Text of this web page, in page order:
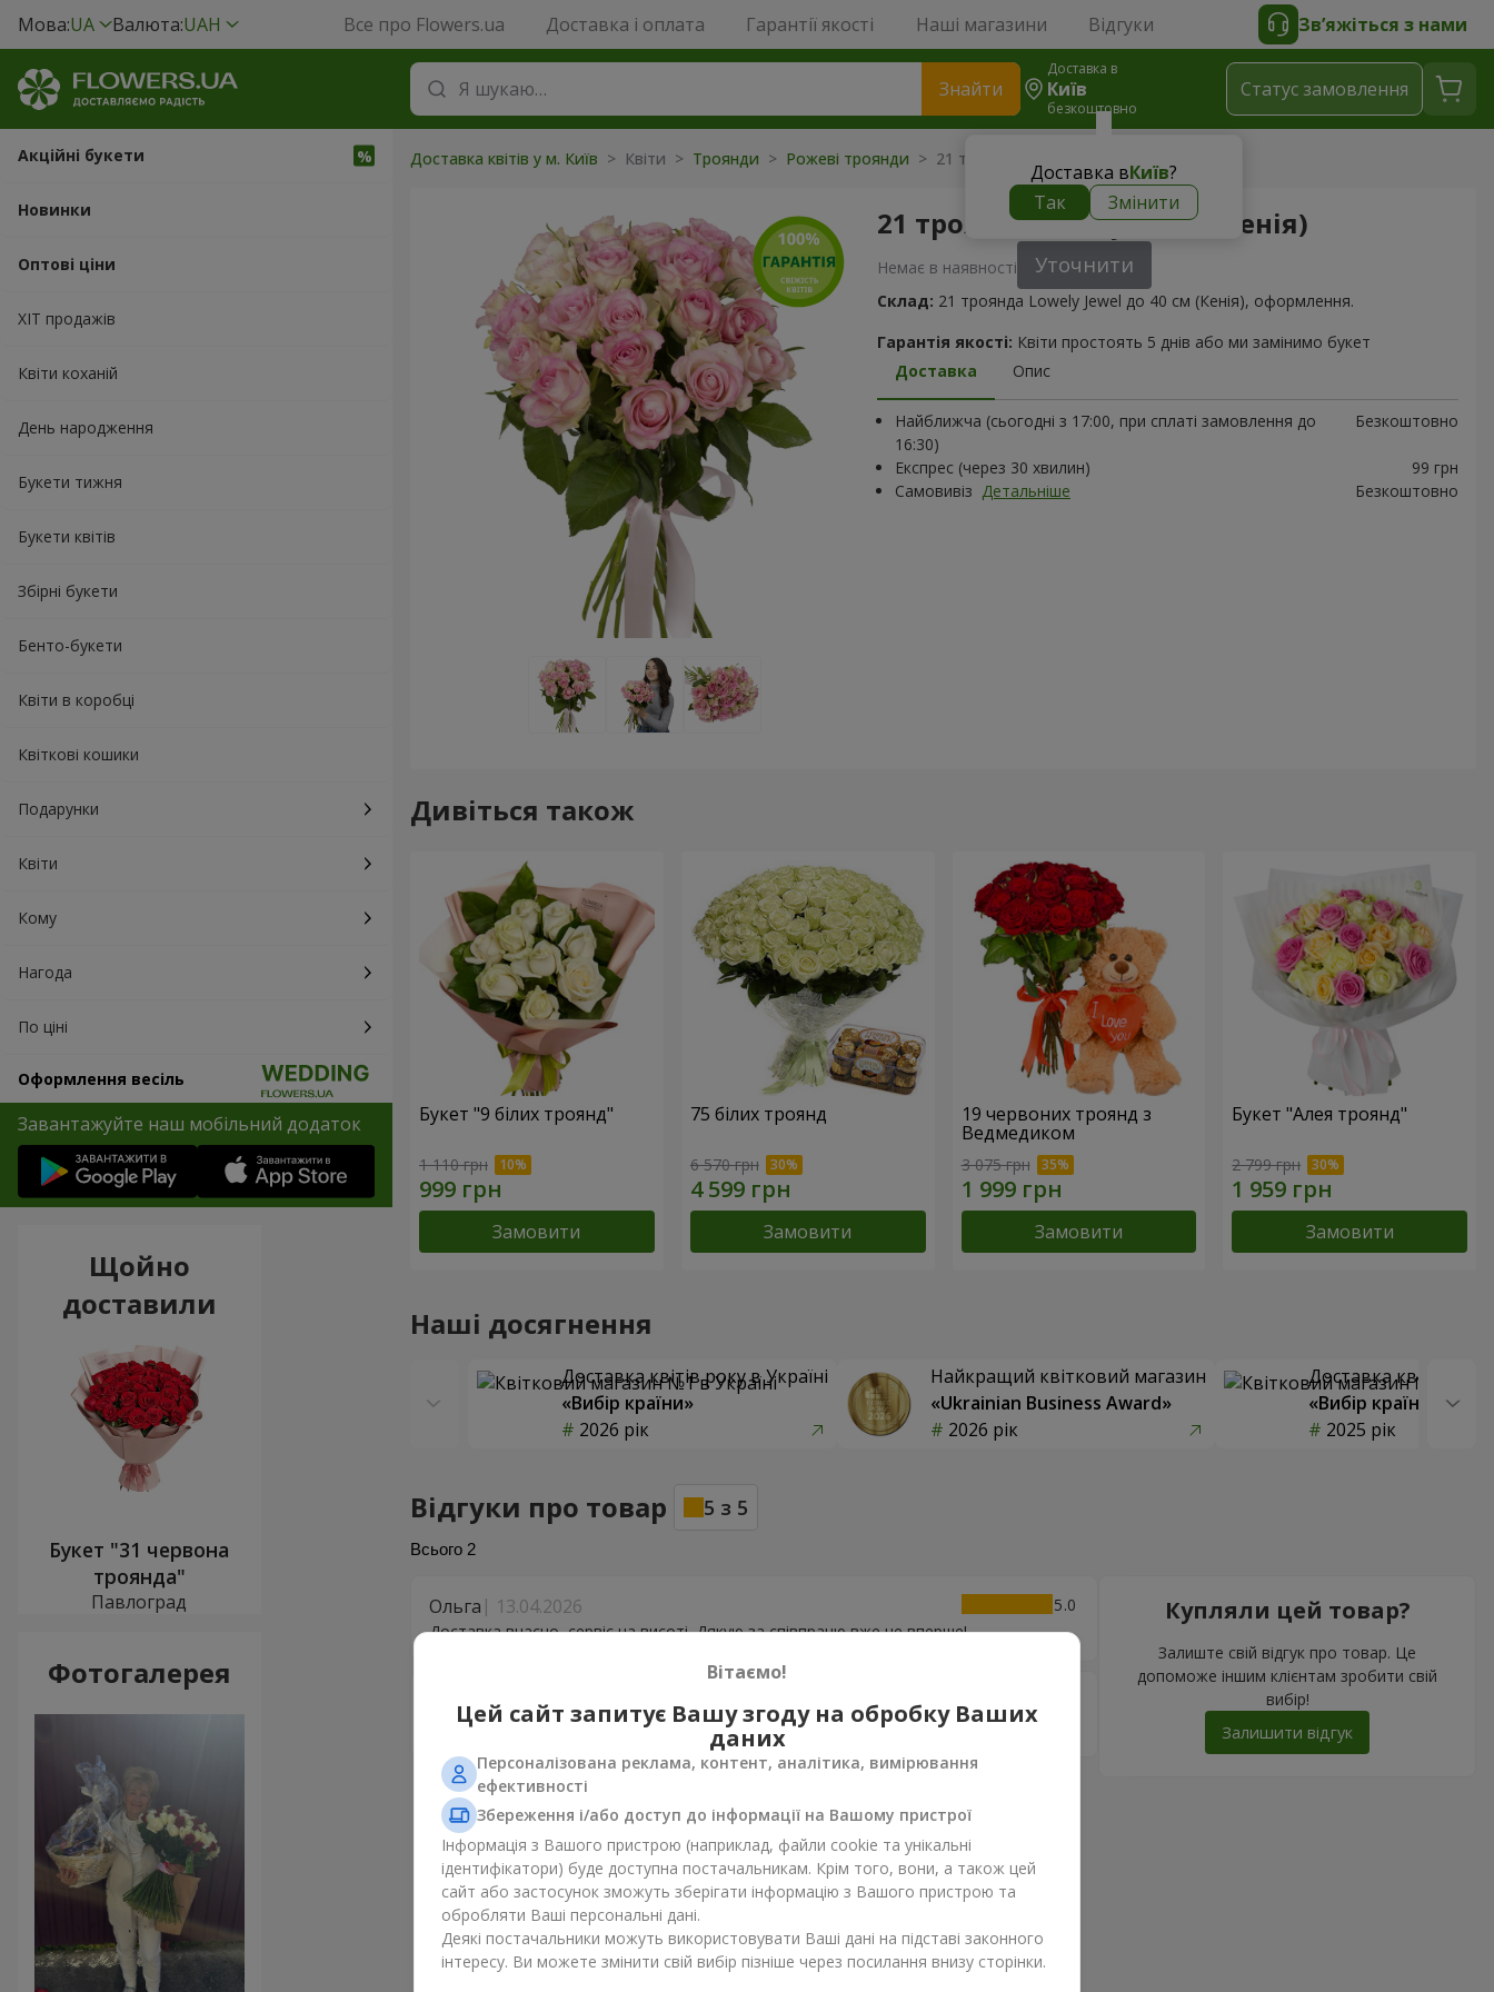
Мова:UA Валюта:UAH Все про Flowers.ua Доставка і оплата Гарантії якості Наші магазини Відгуки Зв’яжіться з нами
Знайти
Доставка в
Київ
безкоштовно
Доставка вКиїв?
Так
Змінити
Статус замовлення
Акційні букети
Новинки
Оптові ціни
ХІТ продажів
Квіти коханій
День народження
Букети тижня
Букети квітів
Збірні букети
Бенто-букети
Квіти в коробці
Квіткові кошики
Подарунки
Квіти
Кому
Нагода
По ціні
Оформлення весіль
Завантажуйте наш мобільний додаток
Доставка квітів у м. Київ > Квіти > Троянди > Рожеві троянди > 21 троянда Lovely Jewel (Кенія)
21 троянда Lovely Jewel (Кенія)
Немає в наявності Уточнити
Склад: 21 троянда Lowely Jewel до 40 см (Кенія), оформлення.
Гарантія якості: Квіти простоять 5 днів або ми замінимо букет
Доставка
Опис
Найближча (сьогодні з 17:00, при сплаті замовлення до
16:30)
Безкоштовно
Експрес (через 30 хвилин)
99 грн
Самовивіз Детальніше Безкоштовно
Дивіться також
Букет "9 білих троянд"
1 110 грн
Замовити
75 білих троянд
6 570 грн
Замовити
19 червоних троянд з
Ведмедиком
3 075 грн
Замовити
Букет "Алея троянд"
2 799 грн
Замовити
Наші досягнення
Доставка квітів року в Україні
«Вибір країни»
2026 рік
Найкращий квітковий магазин
«Ukrainian Business Award»
2026 рік
Доставка квітів
«Вибір країни»
2025 рік
Відгуки про товар 5 з 5
Всього 2
Ольга 13.04.2026
5
Доставка вчасно, сервіс на висоті. Дякую за співпрацю вже не вперше!
Евгения 01.04.2025
Спасибо! Красивый букет и хорошее качество сервиса.
Купляли цей товар?
Залиште свій відгук про товар. Це
допоможе іншим клієнтам зробити свій
вибір!
Залишити відгук
Щойно
доставили
Букет "31 червона
троянда"
Павлоград
Фотогалерея Вітаємо!
Цей сайт запитує Вашу згоду на обробку Ваших
даних
Персоналізована реклама, контент, аналітика, вимірювання
ефективності
Збереження і/або доступ до інформації на Вашому пристрої
Інформація з Вашого пристрою (наприклад, файли cookie та унікальні
ідентифікатори) буде доступна постачальникам. Крім того, вони, а також цей
сайт або застосунок зможуть зберігати інформацію з Вашого пристрою та
обробляти Ваші персональні дані.
Деякі постачальники можуть використовувати Ваші дані на підставі законного
інтересу. Ви можете змінити свій вибір пізніше через посилання внизу сторінки.